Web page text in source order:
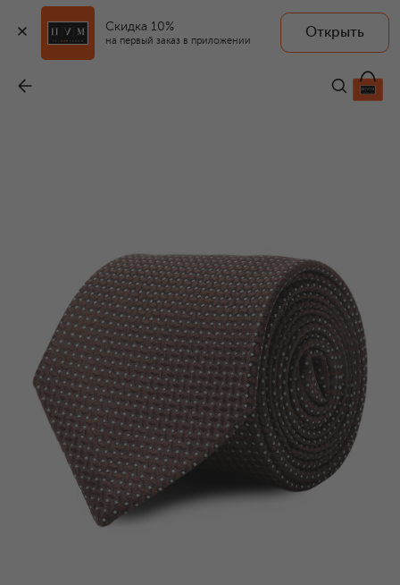
Скидка 10%
на первый заказ в приложении
Открыть
25 750 ₽